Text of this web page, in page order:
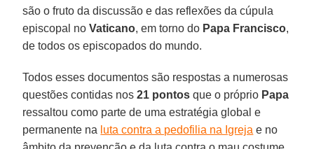
são o fruto da discussão e das reflexões da cúpula
episcopal noVaticano, em torno do Papa Francisco,
de todos os episcopados do mundo.
Todos esses documentos são respostas a numerosas
questões contidas nos21 pontos que o próprio Papa
ressaltou como parte de uma estratégia global e
permanente na luta contra a pedofilia na Igreja e no